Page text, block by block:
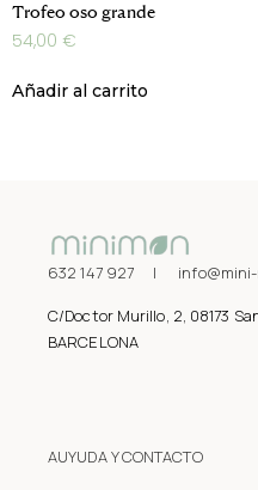
Trofeo oso grande
54,00 €
Añadir al carrito
632 147 927 | info@mini-
C/Doctor Murillo, 2, 08173
BARCELONA
AUYUDA Y CONTACTO